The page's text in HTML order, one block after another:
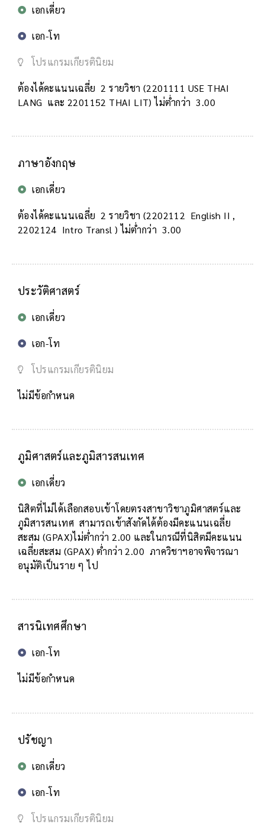
เอกเดี่ยว
เอก-โท
โปรแกรมเกียรตินิยม
ต้องได้คะแนนเฉลี่ย 2 รายวิชา (2201111 USE THAI
LANG และ 2201152 THAI LIT) ไม่ต่ำกว่า 3.00
ภาษาอังกฤษ
เอกเดี่ยว
ต้องได้คะแนนเฉลี่ย 2 รายวิชา (2202112 English II ,
2202124 Intro Transl ) ไม่ต่ำกว่า 3.00
ประวัติศาสตร์
เอกเดี่ยว
เอก-โท
โปรแกรมเกียรตินิยม
ไม่มีข้อกำหนด
ภูมิศาสตร์และภูมิสารสนเทศ
เอกเดี่ยว
นิสิตที่ไม่ได้เลือกสอบเข้าโดยตรงสาขาวิชาภูมิศาสตร์และ
ภูมิสารสนเทศ สามารถเข้าสังกัดได้ต้องมีคะแนนเฉลี่ย
สะสม (GPAX)ไม่ต่ำกว่า 2.00 และในกรณีที่นิสิตมีคะแนน
เฉลี่ยสะสม (GPAX) ต่ำกว่า 2.00 ภาควิชาฯอาจพิจารณา
อนุมัติเป็นราย ๆ ไป
สารนิเทศศึกษา
เอก-โท
ไม่มีข้อกำหนด
ปรัชญา
เอกเดี่ยว
เอก-โท
โปรแกรมเกียรตินิยม